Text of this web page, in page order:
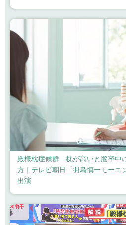
殿様枕症候群 枕が高いと脳卒中
方｜テレビ朝日「羽鳥慎一モーニ
出演